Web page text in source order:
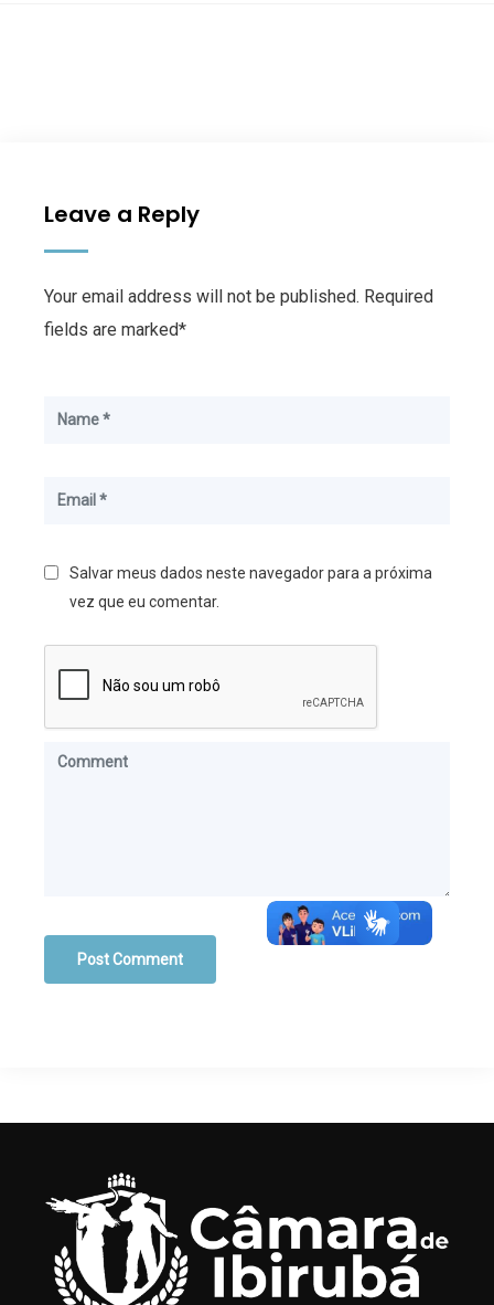
Leave a Reply
Your email address will not be published. Required
fields are marked*
Salvar meus dados neste navegador para a próxima
vez que eu comentar.